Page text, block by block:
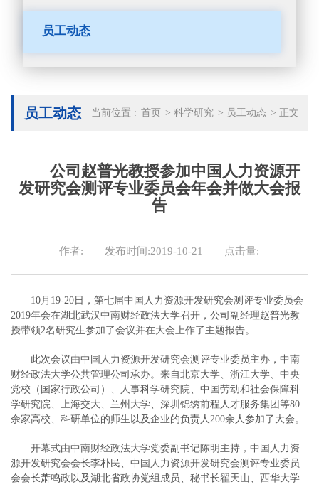
员工动态
员工动态 当前位置 : 首页 > 科学研究 > 员工动态 > 正文
公司赵普光教授参加中国人力资源开
发研究会测评专业委员会年会并做大会报
告
作者: 发布时间:2019-10-21 点击量:
10月19-20日，第七届中国人力资源开发研究会测评专业委员会
2019年会在湖北武汉中南财经政法大学召开，公司副经理赵普光教
授带领2名研究生参加了会议并在大会上作了主题报告。
此次会议由中国人力资源开发研究会测评专业委员主办，中南
财经政法大学公共管理公司承办。来自北京大学、浙江大学、中央
党校（国家行政公司）、人事科学研究院、中国劳动和社会保障科
学研究院、上海交大、兰州大学、深圳锦绣前程人才服务集团等80
余家高校、科研单位的师生以及企业的负责人200余人参加了大会。
开幕式由中南财经政法大学党委副书记陈明主持，中国人力资
源开发研究会会长李朴民、中国人力资源开发研究会测评专业委员
会会长萧鸣政以及湖北省政协党组成员、秘书长翟天山、西华大学